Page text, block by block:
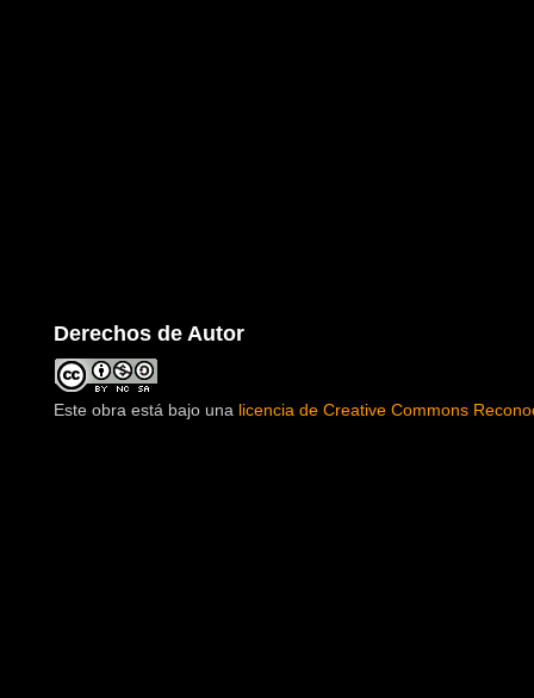
Derechos de Autor
Este obra está bajo una licencia de Creative Commons